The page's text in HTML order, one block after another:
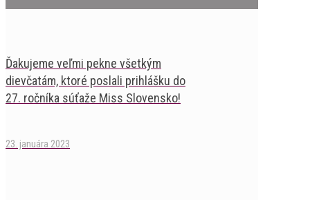
Ďakujeme veľmi pekne všetkým
dievčatám, ktoré poslali prihlášku do
27. ročníka súťaže Miss Slovensko!
23. januára 2023